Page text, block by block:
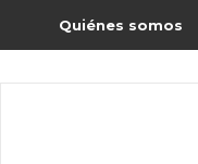
Quiénes somos